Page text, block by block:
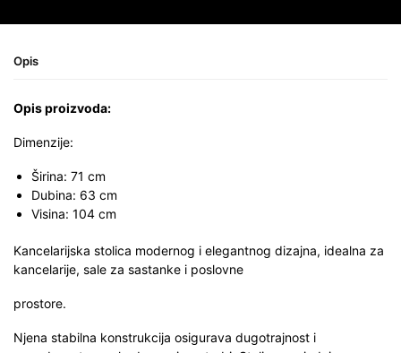
Opis
Opis proizvoda:
Dimenzije:
Širina: 71 cm
Dubina: 63 cm
Visina: 104 cm
Kancelarijska stolica modernog i elegantnog dizajna, idealna za
kancelarije, sale za sastanke i poslovne
prostore.
Njena stabilna konstrukcija osigurava dugotrajnost i